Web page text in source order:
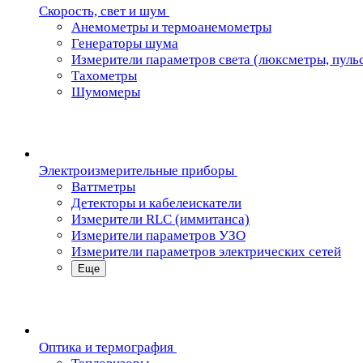
Скорость, свет и шум
Анемометры и термоанемометры
Генераторы шума
Измерители параметров света (люксметры,
Тахометры
Шумомеры
Электроизмерительные приборы
Ваттметры
Детекторы и кабелеискатели
Измерители RLC (иммитанса)
Измерители параметров УЗО
Измерители параметров электрических сетей
Еще
Oптика и термография